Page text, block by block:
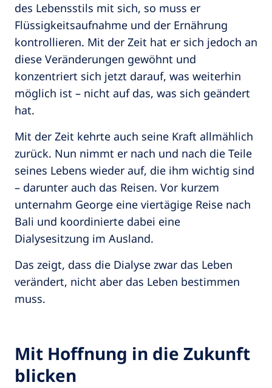
des Lebensstils mit sich, so muss er
Flüssigkeitsaufnahme und der Ernährung
kontrollieren. Mit der Zeit hat er sich jedoch an
diese Veränderungen gewöhnt und
konzentriert sich jetzt darauf, was weiterhin
möglich ist – nicht auf das, was sich geändert
hat.
Mit der Zeit kehrte auch seine Kraft allmählich
zurück. Nun nimmt er nach und nach die Teile
seines Lebens wieder auf, die ihm wichtig sind
– darunter auch das Reisen. Vor kurzem
unternahm George eine viertägige Reise nach
Bali und koordinierte dabei eine
Dialysesitzung im Ausland.
Das zeigt, dass die Dialyse zwar das Leben
verändert, nicht aber das Leben bestimmen
muss.
Mit Hoffnung in die Zukunft
blicken